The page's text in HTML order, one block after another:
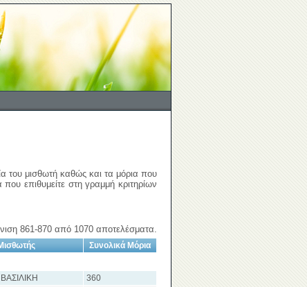
του μισθωτή καθώς και τα μόρια που
επιθυμείτε στη γραμμή κριτηρίων
861-870 από 1070 αποτελέσματα.
Συνολικά Μόρια
360